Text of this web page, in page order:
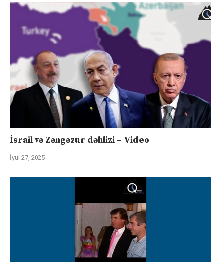
İsrail və Zəngəzur dəhlizi – Video
İyul 27, 2025